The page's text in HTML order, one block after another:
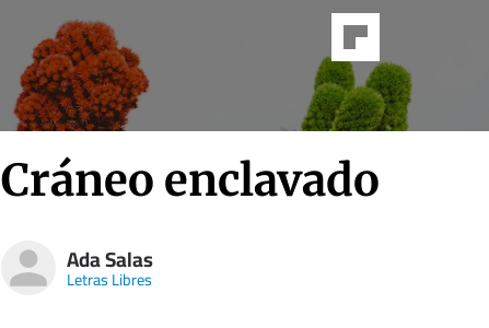
Cráneo enclavado
Ada Salas
Letras Libres